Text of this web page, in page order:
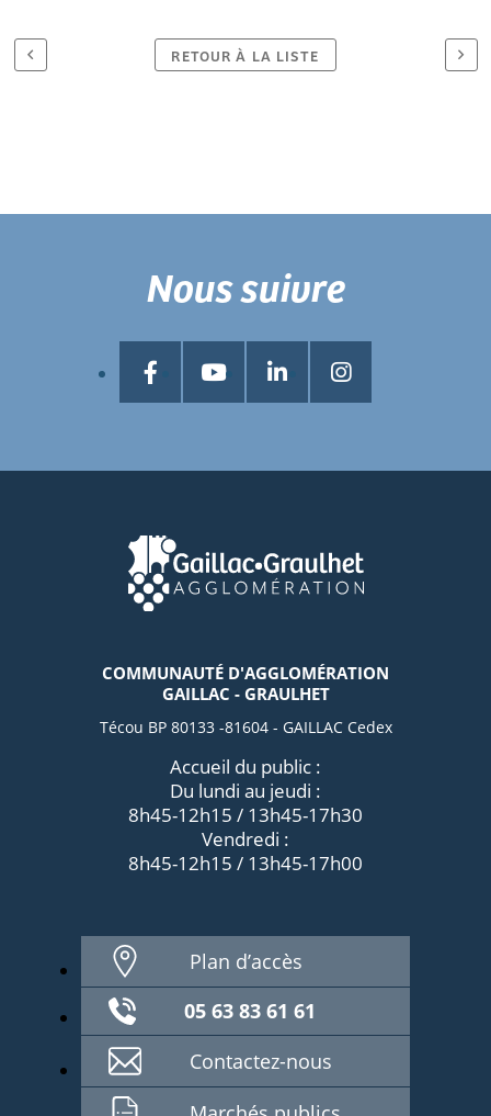
RETOUR À LA LISTE
COMMUNAUTÉ D'AGGLOMÉRATION
GAILLAC - GRAULHET
Técou BP 80133 -81604 - GAILLAC Cedex
Accueil du public :
Du lundi au jeudi :
8h45-12h15 / 13h45-17h30
Vendredi :
8h45-12h15 / 13h45-17h00
Plan d’accès
05 63 83 61 61
Contactez-nous
Nous suivre